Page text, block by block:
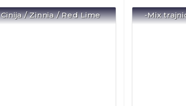
Cinija / Zinnia / Red Lime -Mix